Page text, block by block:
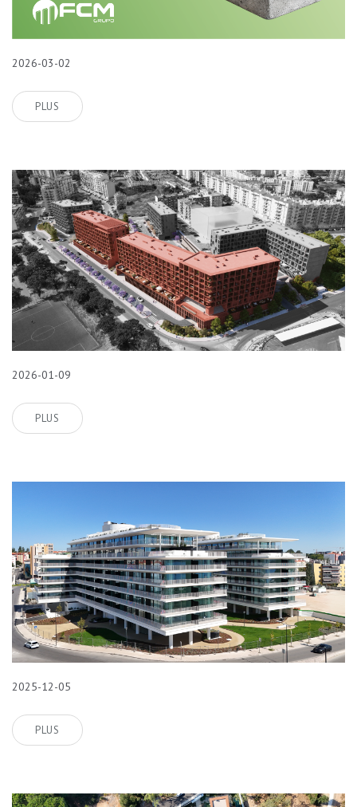
2026-03-02
PLUS
2026-01-09
PLUS
2025-12-05
PLUS